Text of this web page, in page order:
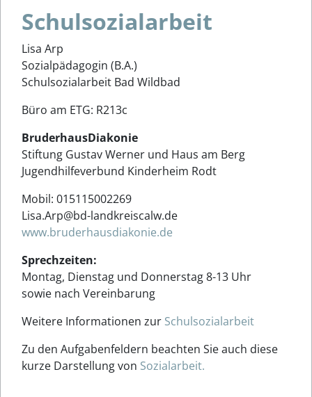
Schulsozialarbeit
Lisa Arp
Sozialpädagogin (B.A.)
Schulsozialarbeit Bad Wildbad
Büro am ETG: R213c
BruderhausDiakonie
Stiftung Gustav Werner und Haus am Berg
Jugendhilfeverbund Kinderheim Rodt
Mobil: 015115002269
Lisa.Arp@bd-landkreiscalw.de
www.bruderhausdiakonie.de
Sprechzeiten:
Montag, Dienstag und Donnerstag 8-13 Uhr
sowie nach Vereinbarung
Weitere Informationen zur Schulsozialarbeit
Zu den Aufgabenfeldern beachten Sie auch diese
kurze Darstellung von Sozialarbeit.